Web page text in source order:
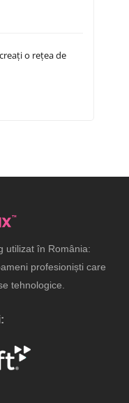
o rețea de
utilizat în România:
profesioniști care
tehnologice.